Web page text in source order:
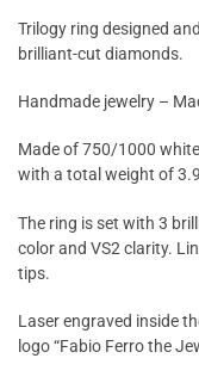
Trilogy ring designed
brilliant-cut diamonds.
Handmade jewelry –
Made of 750/1000
with a total weight of
The ring is set with 3
color and VS2 clarity.
tips.
Laser engraved inside
logo “Fabio Ferro the